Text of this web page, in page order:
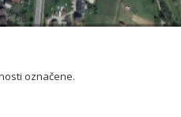
označene.